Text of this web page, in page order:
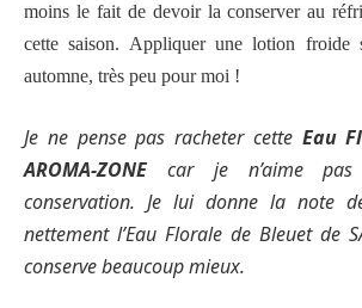
moins le fait de devoir la conserver au
cette saison. Appliquer une lotion froide
automne, très peu pour moi !
Je ne pense pas racheter cette Eau
AROMA-ZONE car je n’aime
conservation. Je lui donne la note
nettement l’Eau Florale de Bleuet de
conserve beaucoup mieux.